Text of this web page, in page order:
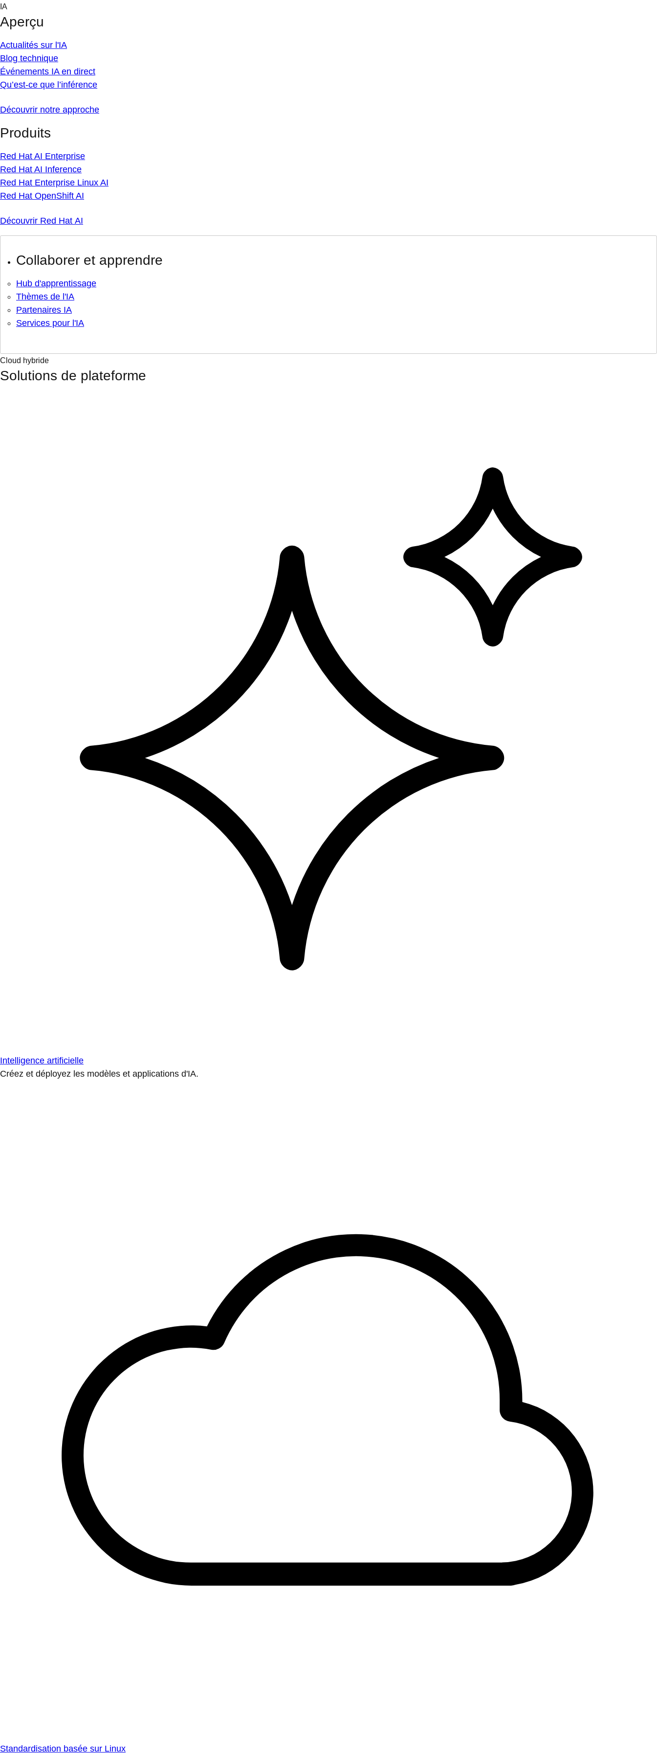
Skip
content
IA
Aperçu
Actualités sur l'IA
Blog technique
Événements IA en direct
Qu’est-ce que l’inférence
Découvrir notre approche
Produits
Red Hat AI Enterprise
Red Hat AI Inference
Red Hat Enterprise Linux AI
Red Hat OpenShift AI
Découvrir Red Hat AI
Collaborer et apprendre
Hub d'apprentissage
Thèmes de l'IA
Partenaires IA
Services pour l'IA
Cloud hybride
Solutions de plateforme
Intelligence artificielle
Créez et déployez les modèles et applications d'IA.
Standardisation basée sur Linux